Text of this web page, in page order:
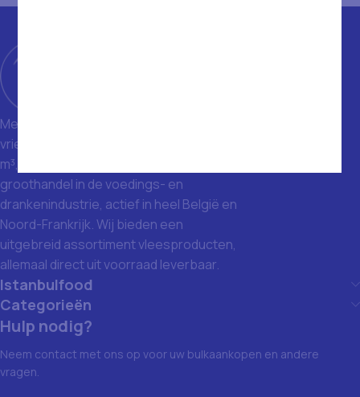
Met een magazijn van 1400 m² en
vriezers met een totale inhoud van 1500
m³, zijn we een toonaangevende
groothandel in de voedings- en
drankenindustrie, actief in heel België en
Noord-Frankrijk. Wij bieden een
uitgebreid assortiment vleesproducten,
allemaal direct uit voorraad leverbaar.
Istanbulfood
Categorieën
Hulp nodig?
Neem contact met ons op voor uw bulkaankopen en andere
vragen.